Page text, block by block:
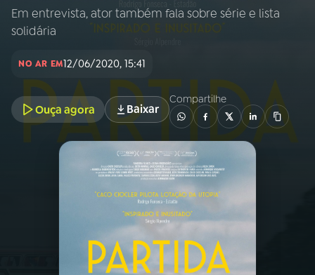
Início AO VIVO
INÍCIO
A RÁDIO
PROGRAMAÇÃO
PROGRAMAS
PODCASTS
Em entrevista, ator também fala sobre série e lista
solidária
NO AR EM12/06/2020, 15:41
Ouça agora Baixar
Compartilhe